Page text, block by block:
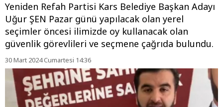
Yeniden Refah Partisi Kars Belediye Başkan Adayı
Uğur ŞEN Pazar günü yapılacak olan yerel
seçimler öncesi ilimizde oy kullanacak olan
güvenlik görevlileri ve seçmene çağrıda bulundu.
30 Mart 2024 Cumartesi 14:36